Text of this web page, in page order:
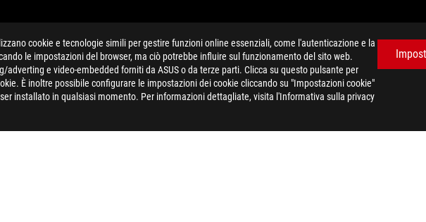
cookie e tecnologie simili per gestire funzioni online essenziali, come l'autenticazione e la
le impostazioni del browser, ma ciò potrebbe influire sul funzionamento del sito web.
e video-embedded forniti da ASUS o da terze parti. Clicca su questo pulsante per
È inoltre possibile configurare le impostazioni dei cookie cliccando su "Impostazioni cookie"
installato in qualsiasi momento. Per informazioni dettagliate, visita l'Informativa sulla privacy
in questa pagina sono relative alle serie dei prodotti commercializzati da ASUS a
in Italia. Le caratteristiche tecniche riportate sono quindi da ritenersi indicative e
ai modelli commercializzati sul sito ufficiale eShop, suggeriamo di consultare la
ai modelli commercializzati sul territorio nazionale, suggeriamo di consultare il
definizione HDMI (HDMI High-Definition Multimedia Interface), immagine commerciale
HDMI Licensing Administrator, Inc.